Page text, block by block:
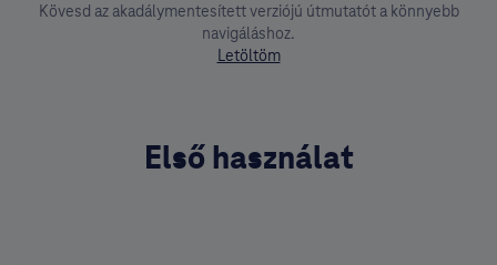
Kövesd az akadálymentesített verziójú útmutatót a könnyebb
navigáláshoz.
Letöltöm
Első használat